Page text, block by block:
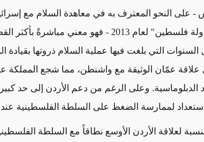
فلسطين" لعام 2013 -
فهو معني مباشرةً بأكثر
السنوات التي بلغت فيها عملية السلام ذروتها بقيادة
عمّان الوثيقة مع واشنطن، مما شجع المملكة
الدبلوماسية. وعلى الرغم من دعم الأردن إلى حد
لممارسة الضغط على السلطة الفلسطينية عند
لعلاقة الأردن الأوسع نطاقاً مع السلطة